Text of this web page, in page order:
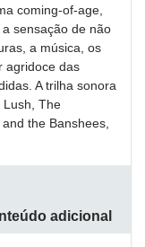
coming-of-age,
sensação de não
a música, os
agridoce das
A trilha sonora
Lush, The
the Banshees,
adicional